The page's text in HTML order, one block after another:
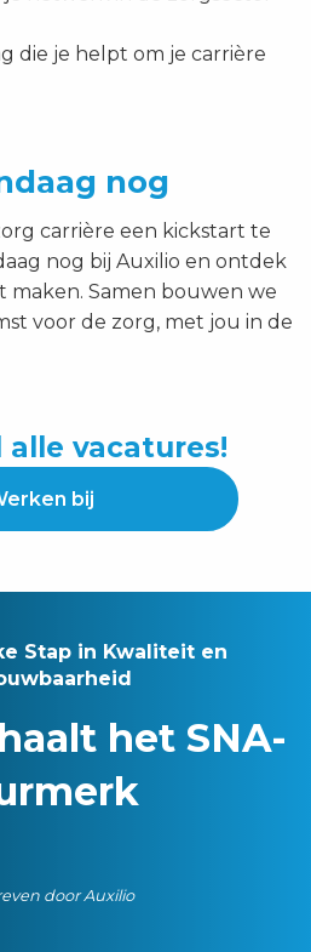
die je helpt om je carrière
nog
carrière een kickstart te
nog bij Auxilio en ontdek
maken. Samen bouwen we
voor de zorg, met jou in de
alle vacatures!
bij
Stap in Kwaliteit en
het SNA-
door Auxilio